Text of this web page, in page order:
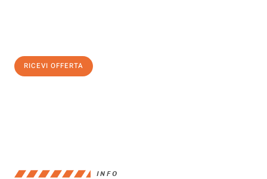
RICEVI OFFERTA
INFO